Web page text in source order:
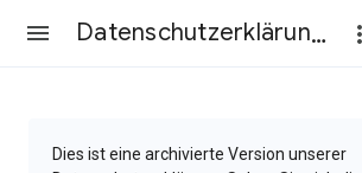
Datenschutzerklärung & Nutzungsbedingungen
Dies ist eine archivierte Version unserer